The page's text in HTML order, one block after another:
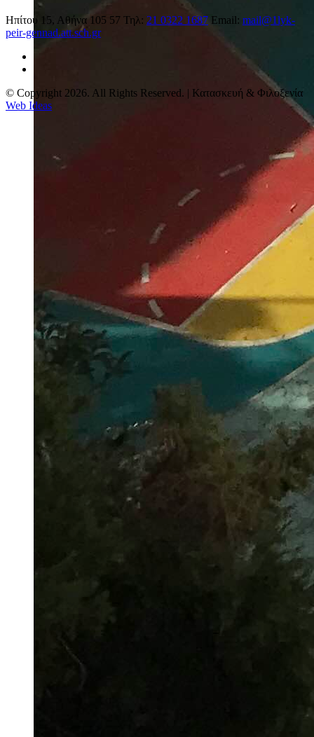
Ηπίτου 15, Αθήνα 105 57 Τηλ: 21 0322 1687 Email: mail@1lyk-
peir-gennad.att.sch.gr
© Copyright 2026. All Rights Reserved. | Κατασκευή & Φιλοξενία
Web Ideas